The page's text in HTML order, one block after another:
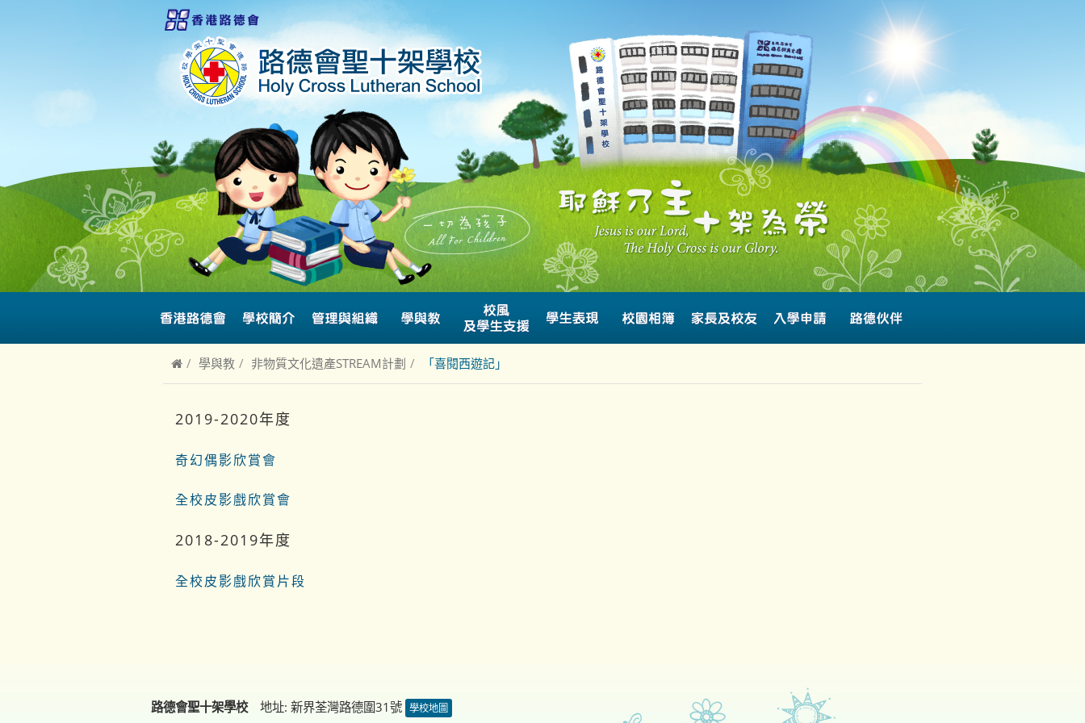
學與教 非物質文化遺產STREAM計劃 「喜閱西遊記」
2019-2020年度
奇幻偶影欣賞會
全校皮影戲欣賞會
2018-2019年度
全校皮影戲欣賞片段
路德會聖十架學校 地址: 新界荃灣路德圍31號 學校地圖